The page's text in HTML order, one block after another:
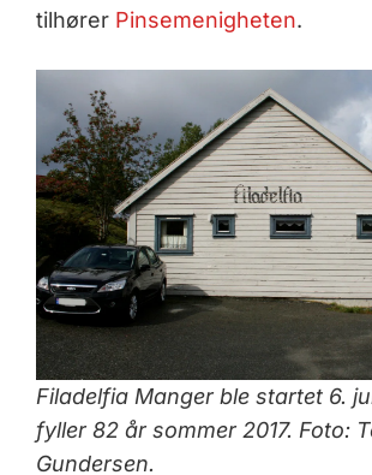
tilhører Pinsemenigheten.
Filadelfia Manger ble startet 6.
fyller 82 år sommer 2017. Foto:
Gundersen.